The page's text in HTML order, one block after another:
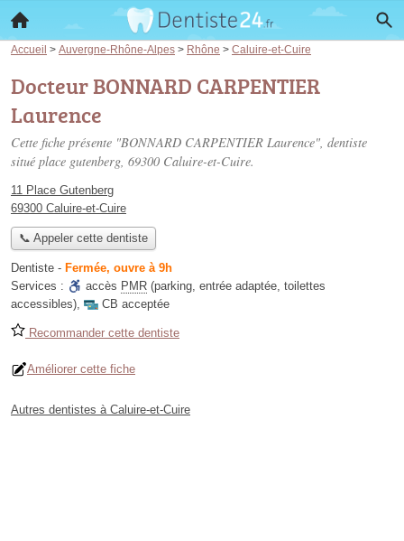
Accueil > Auvergne-Rhône-Alpes > Rhône > Caluire-et-Cuire
Docteur BONNARD CARPENTIER
Laurence
Cette fiche présente "BONNARD CARPENTIER Laurence", dentiste
situé place gutenberg, 69300 Caluire-et-Cuire.
11 Place Gutenberg
69300 Caluire-et-Cuire
📞 Appeler cette dentiste
Dentiste - Fermée, ouvre à 9h
Services :
accès PMR (parking, entrée adaptée, toilettes
accessibles), CB acceptée
Recommander cette dentiste
Améliorer cette fiche
Autres dentistes à Caluire-et-Cuire